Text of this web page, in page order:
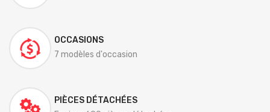
OCCASIONS
7 modèles d'occasion
PIÈCES DÉTACHÉES